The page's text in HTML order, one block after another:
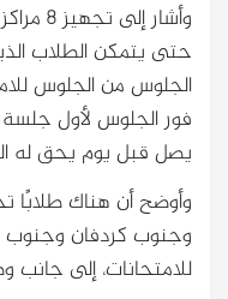
وأشار
حتى يتمكن الطلاب
الجلوس من الجلوس
فور الجلوس لأول
يصل قبل يوم يحق له
وأوضح أن هناك طلابًا
وجنوب كردفان وجنوب
للامتحانات، إلى جانب